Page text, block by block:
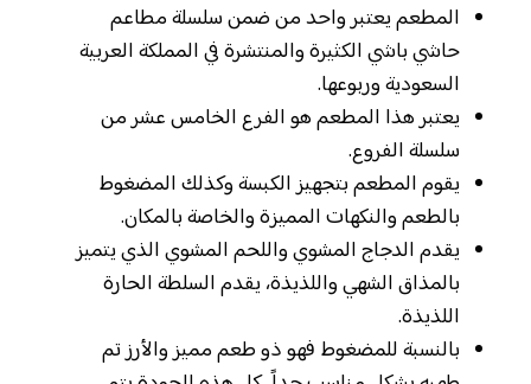
المطعم يعتبر واحد من ضمن سلسلة مطاعم
حاشي باشي الكثيرة والمنتشرة في المملكة العربية
السعودية وربوعها.
يعتبر هذا المطعم هو الفرع الخامس عشر من
سلسلة الفروع.
يقوم المطعم بتجهيز الكبسة وكذلك المضغوط
بالطعم والنكهات المميزة والخاصة بالمكان.
يقدم الدجاج المشوي واللحم المشوي الذي يتميز
بالمذاق الشهي واللذيذة، يقدم السلطة الحارة
اللذيذة.
بالنسبة للمضغوط فهو ذو طعم مميز والأرز تم